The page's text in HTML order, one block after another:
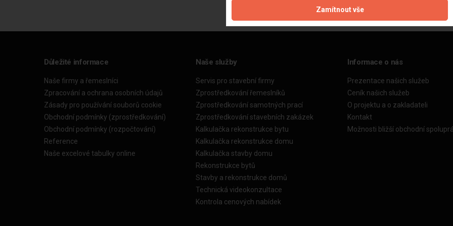
Důležité informace
Naše firmy a řemeslníci
Zpracování a ochrana osobních údajů
Zásady pro používání souborů cookie
Obchodní podmínky (zprostředkování)
Obchodní podmínky (rozpočtování)
Reference
Naše excelové tabulky online
Naše služby
Servis pro stavební firmy
Zprostředkování řemeslníků
Zprostředkování samotných prací
Zprostředkování stavebních zakázek
Kalkulačka rekonstrukce bytu
Kalkulačka rekonstrukce domu
Kalkulačka stavby domu
Rekonstrukce bytů
Stavby a rekonstrukce domů
Technická videokonzultace
Kontrola cenových nabídek
Informace o nás
Prezentace našich služeb
Ceník našich služeb
O projektu a o zakladateli
Kontakt
Možnosti bližší obchodní
Zamítnout vše